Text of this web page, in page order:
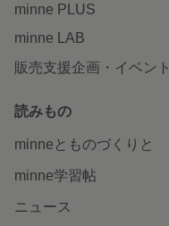
minne PLUS
minne LAB
販売支援企画・イベント
読みもの
minneとものづくりと
minne学習帖
ニュース